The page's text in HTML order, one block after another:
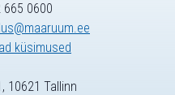
0600
küsimused
10621 Tallinn